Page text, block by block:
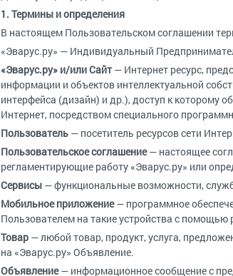
1. Термины и определения
В настоящем Пользовательском соглашении
«Эварус.ру» — Индивидуальный
«Эварус.ру» и/или Сайт— Интернет ресурс,
информации и объектов интеллектуальной
интерфейса (дизайн) и др.), доступ к которому
Интернет, посредством специального
Пользователь — посетитель ресурсов сети
Пользовательское соглашение— настоящее
регламентирующие работу «Эварус.ру» или
Сервисы — функциональные возможности,
Мобильное приложение— программное
Пользователем на такие устройства с
Товар — любой товар, продукт, услуга,
на «Эварус.ру» Объявление.
Объявление— информационное сообщение с